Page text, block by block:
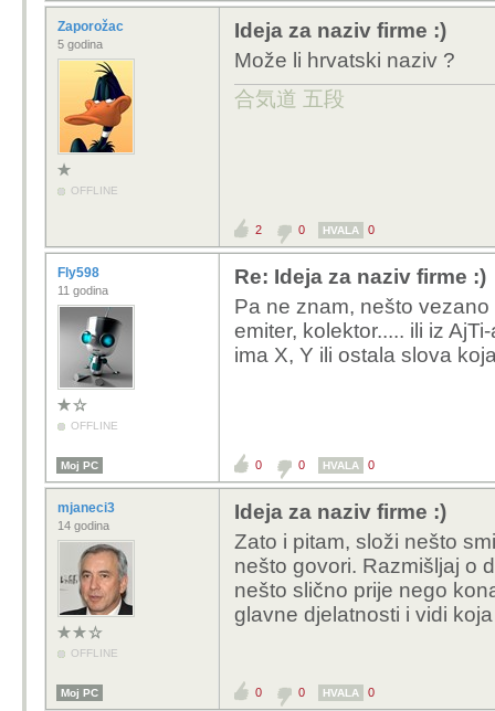
Zaporožac
5 godina
OFFLINE
Ideja za naziv firme :)
Može li hrvatski naziv ?
合気道 五段
2 0 HVALA 0
Fly598
11 godina
OFFLINE
Re: Ideja za naziv firme :)
Pa ne znam, nešto
emiter, kolektor..... ili iz
ima X, Y ili ostala slova
Moj PC 0 0 HVALA 0
mjaneci3
14 godina
OFFLINE
Ideja za naziv firme :)
Zato i pitam, složi nešto
nešto govori. Razmišljaj o
nešto slično prije nego
glavne djelatnosti i vidi
Moj PC 0 0 HVALA 0